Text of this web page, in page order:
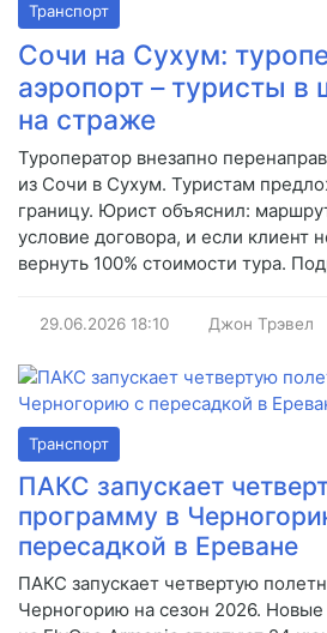
Транспорт
Сочи на Сухум:
аэропорт – туристы
на страже
Туроператор внезапно
из Сочи в Сухум. Туристам
границу. Юрист объяснил:
условие договора, и если клиент
вернуть 100% стоимости тура.
29.06.2026 18:10 Джон Трэвел
Транспорт
ПАКС запускает
программу в
пересадкой в Ереване
ПАКС запускает четвертую
Черногорию на сезон 2026.